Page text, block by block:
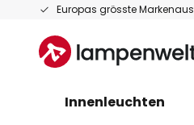
Europas grösste
Zum
springen
Innenleuchten